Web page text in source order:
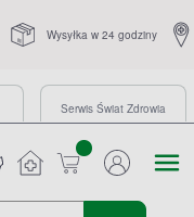
Wysyłka w 24 godziny
Serwis Świat Zdrowia
sztuk